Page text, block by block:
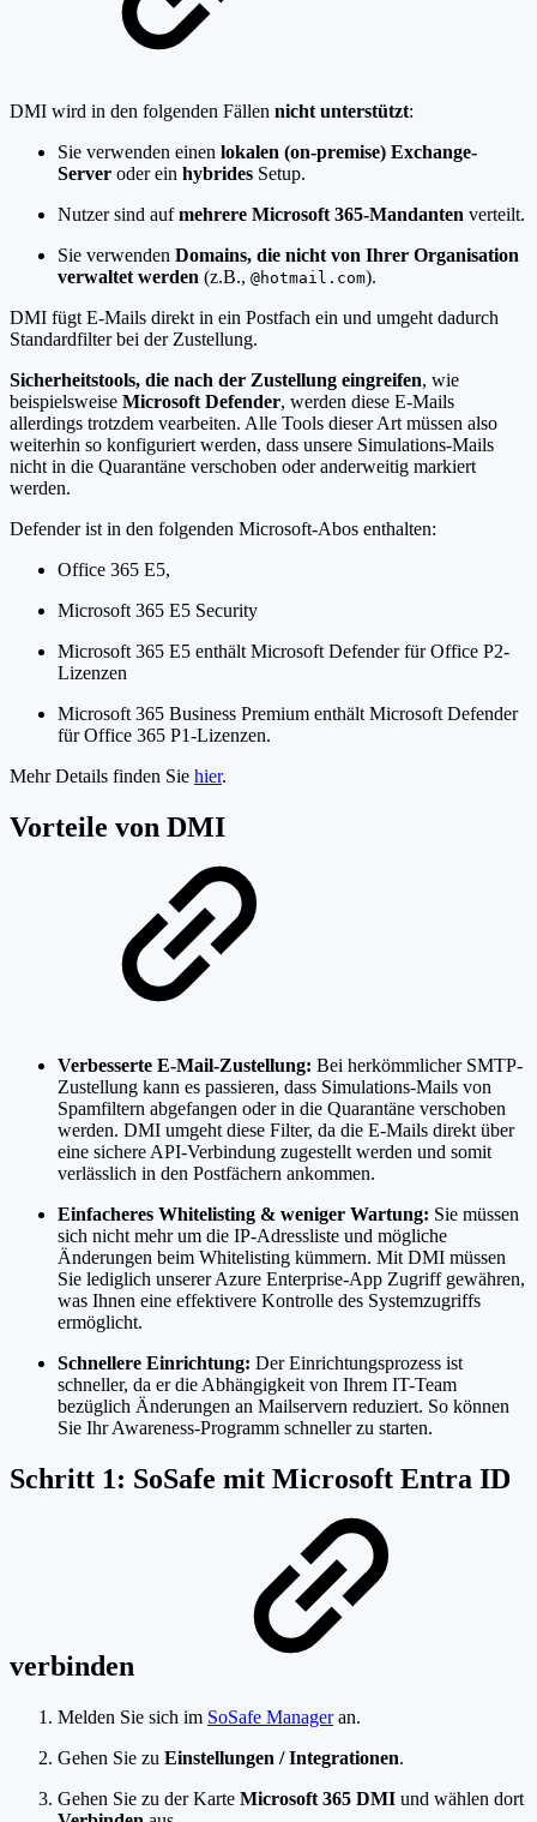
DMI wird in den folgenden Fällen nicht unterstützt:
Sie verwenden einen lokalen (on-premise) Exchange-
Server oder ein hybrides Setup.
Nutzer sind aufmehrere Microsoft 365-Mandanten verteilt.
Sie verwenden Domains, die nicht von Ihrer Organisation
verwaltet werden (z.B., @hotmail.com).
DMI fügt E-Mails direkt in ein Postfach ein und umgeht dadurch
Standardfilter bei der Zustellung.
Sicherheitstools, die nach der Zustellung eingreifen, wie
beispielsweise Microsoft Defender, werden diese E-Mails
allerdings trotzdem vearbeiten. Alle Tools dieser Art müssen also
weiterhin so konfiguriert werden, dass unsere Simulations-Mails
nicht in die Quarantäne verschoben oder anderweitig markiert
werden.
Defender ist in den folgenden Microsoft-Abos enthalten:
Office 365 E5,
Microsoft 365 E5 Security
Microsoft 365 E5 enthält Microsoft Defender für Office P2-
Lizenzen
Microsoft 365 Business Premium enthält Microsoft Defender
für Office 365 P1-Lizenzen.
Mehr Details finden Sie hier.
Vorteile von DMI
Verbesserte E-Mail-Zustellung: Bei herkömmlicher SMTP-
Zustellung kann es passieren, dass Simulations-Mails von
Spamfiltern abgefangen oder in die Quarantäne verschoben
werden. DMI umgeht diese Filter, da die E-Mails direkt über
eine sichere API-Verbindung zugestellt werden und somit
verlässlich in den Postfächern ankommen.
Einfacheres Whitelisting & weniger Wartung: Sie müssen
sich nicht mehr um die IP-Adressliste und mögliche
Änderungen beim Whitelisting kümmern. Mit DMI müssen
Sie lediglich unserer Azure Enterprise-App Zugriff gewähren,
was Ihnen eine effektivere Kontrolle des Systemzugriffs
ermöglicht.
Schnellere Einrichtung: Der Einrichtungsprozess ist
schneller, da er die Abhängigkeit von Ihrem IT-Team
bezüglich Änderungen an Mailservern reduziert. So können
Sie Ihr Awareness-Programm schneller zu starten.
Schritt 1: SoSafe mit Microsoft Entra ID
verbinden
Melden Sie sich im SoSafe Manageran.
Gehen Sie zu Einstellungen / Integrationen.
Gehen Sie zu der Karte Microsoft 365 DMI und wählen dort